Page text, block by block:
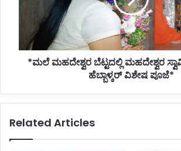
ಹೆಬ್ಬಾಳ್ಕರ್
ವಿಶೇಷ
ಪೂಜೆ**ಮಲೆ ಮಹದೇಶ್ವರ ಬೆಟ್ಟದಲ್ಲಿ ಮಹದೇಶ್ವರ
ಹೆಬ್ಬಾಳ್ಕರ್ ವಿಶೇಷ ಪೂಜೆ*
Related Articles